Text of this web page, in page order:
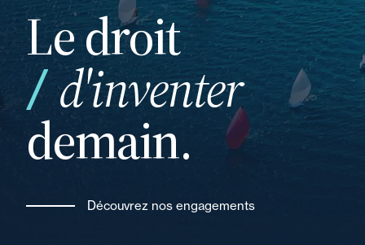
Le droit
d'inventer
demain.
Découvrez nos engagements
vos